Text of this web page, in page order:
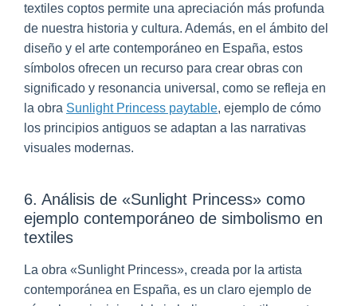
textiles coptos permite una apreciación más profunda
de nuestra historia y cultura. Además, en el ámbito del
diseño y el arte contemporáneo en España, estos
símbolos ofrecen un recurso para crear obras con
significado y resonancia universal, como se refleja en
la obra Sunlight Princess paytable, ejemplo de cómo
los principios antiguos se adaptan a las narrativas
visuales modernas.
6. Análisis de «Sunlight Princess» como
ejemplo contemporáneo de simbolismo en
textiles
La obra «Sunlight Princess», creada por la artista
contemporánea en España, es un claro ejemplo de